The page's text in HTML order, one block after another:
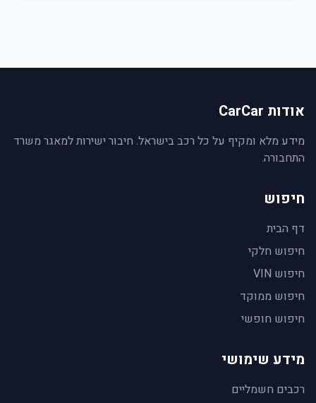
אודות CarCar
מידע מלא ומקיף על כל רכב בישראל. חיבור ישירות למאגר משרד
התחבורה.
חיפוש
דף הבית
חיפוש חלקי
חיפוש VIN
חיפוש ממוקד
חיפוש חופשי
מידע שימושי
רכבים חשמליים